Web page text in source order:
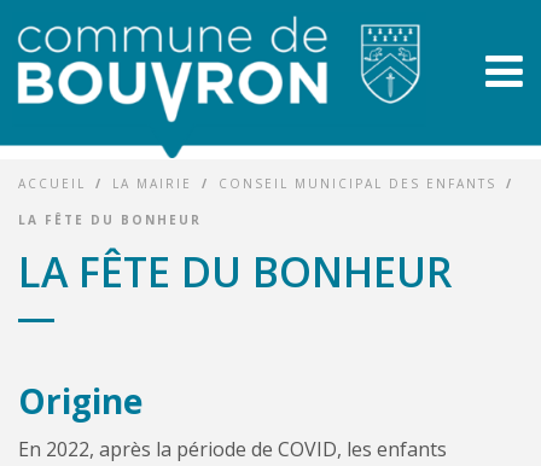
ACCUEIL / LA MAIRIE / CONSEIL MUNICIPAL DES ENFANTS /
LA FÊTE DU BONHEUR
LA FÊTE DU BONHEUR
Origine
En 2022, après la période de COVID, les enfants